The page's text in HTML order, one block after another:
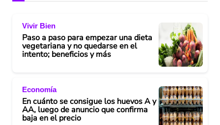
Vivir Bien
Paso a paso para empezar una dieta
vegetariana y no quedarse en el
intento; beneficios y más
Economía
En cuánto se consigue los huevos A y
AA, luego de anuncio que confirma
baja en el precio